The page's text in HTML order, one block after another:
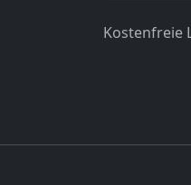
Kostenfreie